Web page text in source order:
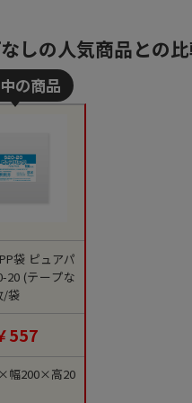
しの人気商品との
袋 ピュアパ
20 (テープな
/袋
557
幅200×高20